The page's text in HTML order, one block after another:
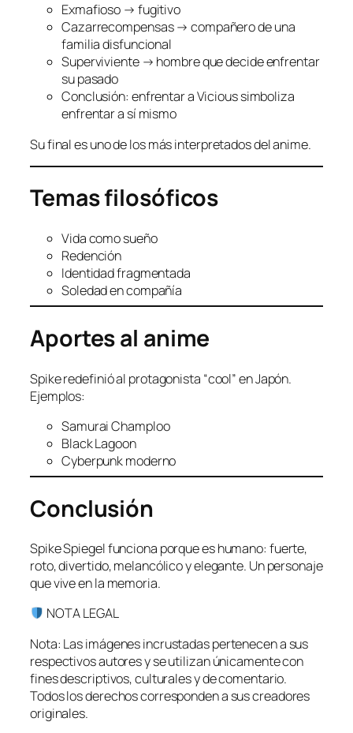
Exmafioso → fugitivo
Cazarrecompensas → compañero de una
familia disfuncional
Superviviente → hombre que decide enfrentar
su pasado
Conclusión: enfrentar a Vicious simboliza
enfrentar a sí mismo
Su final es uno de los más interpretados del anime.
Temas filosóficos
Vida como sueño
Redención
Identidad fragmentada
Soledad en compañía
Aportes al anime
Spike redefinió al protagonista “cool” en Japón.
Ejemplos:
Samurai Champloo
Black Lagoon
Cyberpunk moderno
Conclusión
Spike Spiegel funciona porque es humano: fuerte,
roto, divertido, melancólico y elegante. Un personaje
que vive en la memoria.
NOTA LEGAL
Nota: Las imágenes incrustadas pertenecen a sus
respectivos autores y se utilizan únicamente con
fines descriptivos, culturales y de comentario.
Todos los derechos corresponden a sus creadores
originales.